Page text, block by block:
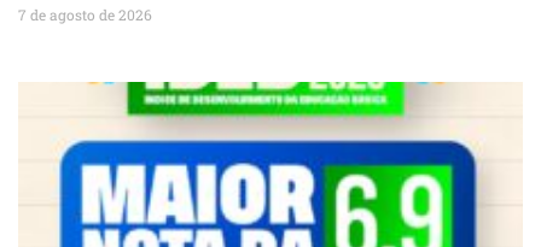
7 de agosto de 2026